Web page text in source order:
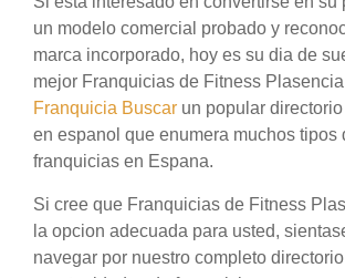
un modelo comercial probado y
marca incorporado, hoy es su dia de
mejor Franquicias de Fitness
Franquicia Buscar un popular
en espanol que enumera muchos tipos
franquicias en Espana.
Si cree que Franquicias de Fitness
la opcion adecuada para usted,
navegar por nuestro completo